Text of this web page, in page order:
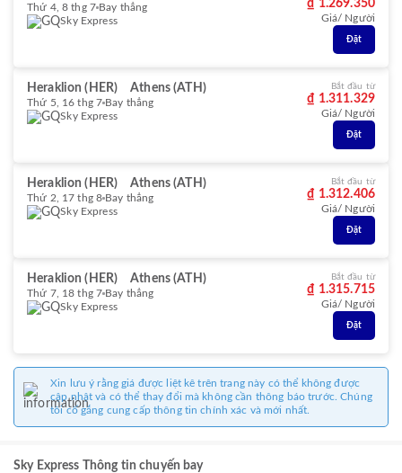
Thứ 4, 8 thg 7 Bay thẳng
Sky Express
₫ 1.269.350
Giá/ Người
Đặt
Heraklion (HER) Athens (ATH)
Thứ 5, 16 thg 7 Bay thẳng
Sky Express
Bắt đầu từ
₫ 1.311.329
Giá/ Người
Đặt
Heraklion (HER) Athens (ATH)
Thứ 2, 17 thg 8 Bay thẳng
Sky Express
Bắt đầu từ
₫ 1.312.406
Giá/ Người
Đặt
Heraklion (HER) Athens (ATH)
Thứ 7, 18 thg 7 Bay thẳng
Sky Express
Bắt đầu từ
₫ 1.315.715
Giá/ Người
Đặt
Xin lưu ý rằng giá được liệt kê trên trang này có thể không được
cập nhật và có thể thay đổi mà không cần thông báo trước. Chúng
tôi cố gắng cung cấp thông tin chính xác và mới nhất.
Sky Express Thông tin chuyến bay